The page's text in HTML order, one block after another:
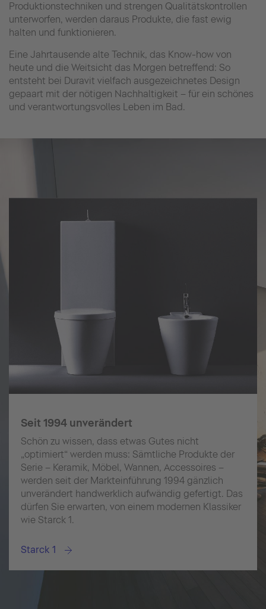
Produktionstechniken und strengen Qualitätskontrollen
unterworfen, werden daraus Produkte, die fast ewig
halten und funktionieren.
Eine Jahrtausende alte Technik, das Know-how von
heute und die Weitsicht das Morgen betreffend: So
entsteht bei Duravit vielfach ausgezeichnetes Design
gepaart mit der nötigen Nachhaltigkeit – für ein schönes
und verantwortungsvolles Leben im Bad.
Seit 1994 unverändert
Schön zu wissen, dass etwas Gutes nicht
„optimiert“ werden muss: Sämtliche Produkte der
Serie – Keramik, Möbel, Wannen, Accessoires –
werden seit der Markteinführung 1994 gänzlich
unverändert handwerklich aufwändig gefertigt. Das
dürfen Sie erwarten, von einem modernen Klassiker
wie Starck 1.
Starck 1